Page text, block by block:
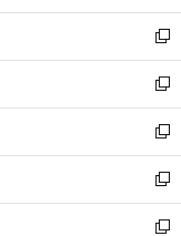
開
く
ウ
で
開
く
ン
ド
ウ
で
開
く
ウ
ィ
ン
ド
ウ
で
開
く
新
し
い
ウ
ィ
ン
ド
ウ
で
新
し
い
ウ
ィ
ン
ド
新
し
い
ウ
ィ
新
し
い
新